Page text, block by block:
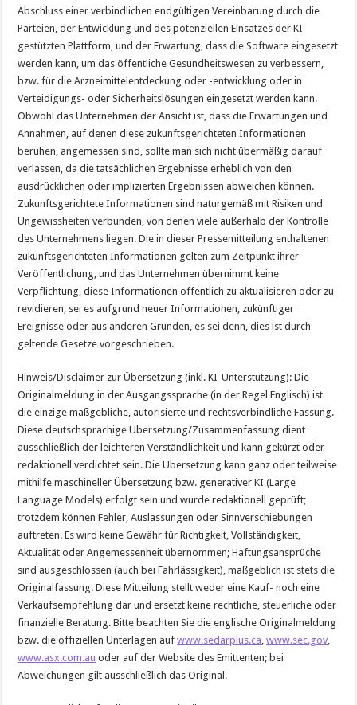
Abschluss einer verbindlichen endgültigen Vereinbarung durch die
Parteien, der Entwicklung und des potenziellen Einsatzes der KI-
gestützten Plattform, und der Erwartung, dass die Software eingesetzt
werden kann, um das öffentliche Gesundheitswesen zu verbessern,
bzw. für die Arzneimittelentdeckung oder -entwicklung oder in
Verteidigungs- oder Sicherheitslösungen eingesetzt werden kann.
Obwohl das Unternehmen der Ansicht ist, dass die Erwartungen und
Annahmen, auf denen diese zukunftsgerichteten Informationen
beruhen, angemessen sind, sollte man sich nicht übermäßig darauf
verlassen, da die tatsächlichen Ergebnisse erheblich von den
ausdrücklichen oder implizierten Ergebnissen abweichen können.
Zukunftsgerichtete Informationen sind naturgemäß mit Risiken und
Ungewissheiten verbunden, von denen viele außerhalb der Kontrolle
des Unternehmens liegen. Die in dieser Pressemitteilung enthaltenen
zukunftsgerichteten Informationen gelten zum Zeitpunkt ihrer
Veröffentlichung, und das Unternehmen übernimmt keine
Verpflichtung, diese Informationen öffentlich zu aktualisieren oder zu
revidieren, sei es aufgrund neuer Informationen, zukünftiger
Ereignisse oder aus anderen Gründen, es sei denn, dies ist durch
geltende Gesetze vorgeschrieben.
Hinweis/Disclaimer zur Übersetzung (inkl. KI-Unterstützung): Die
Originalmeldung in der Ausgangssprache (in der Regel Englisch) ist
die einzige maßgebliche, autorisierte und rechtsverbindliche Fassung.
Diese deutschsprachige Übersetzung/Zusammenfassung dient
ausschließlich der leichteren Verständlichkeit und kann gekürzt oder
redaktionell verdichtet sein. Die Übersetzung kann ganz oder teilweise
mithilfe maschineller Übersetzung bzw. generativer KI (Large
Language Models) erfolgt sein und wurde redaktionell geprüft;
trotzdem können Fehler, Auslassungen oder Sinnverschiebungen
auftreten. Es wird keine Gewähr für Richtigkeit, Vollständigkeit,
Aktualität oder Angemessenheit übernommen; Haftungsansprüche
sind ausgeschlossen (auch bei Fahrlässigkeit), maßgeblich ist stets die
Originalfassung. Diese Mitteilung stellt weder eine Kauf- noch eine
Verkaufsempfehlung dar und ersetzt keine rechtliche, steuerliche oder
finanzielle Beratung. Bitte beachten Sie die englische Originalmeldung
bzw. die offiziellen Unterlagen aufwww.sedarplus.ca ,www.sec.gov
www.asx.com.au oder auf der Website des Emittenten; bei
Abweichungen gilt ausschließlich das Original.